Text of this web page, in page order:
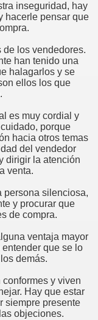
inseguridad, hay
hacerle pensar que
de los vendedores.
han tenido una
halagarlos y se
ellos los que
es muy cordial y
porque
hacia otros temas
del vendedor
dirigir la atención
venta.
persona silenciosa,
y procurar que
de compra.
ventaja mayor
que se lo
demás.
y viven
Hay que estar
siempre presente
objeciones.